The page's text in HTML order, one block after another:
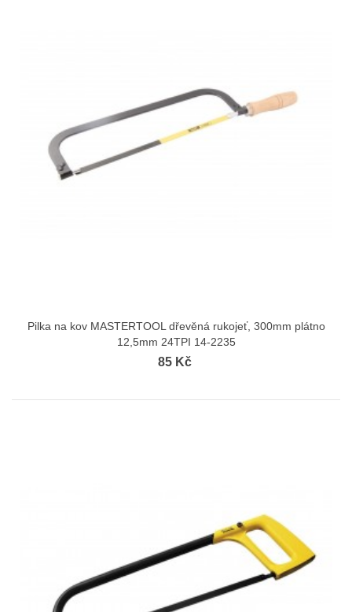
Pilka na kov MASTERTOOL dřevěná rukojeť, 300mm plátno
12,5mm 24TPI 14-2235
85 Kč